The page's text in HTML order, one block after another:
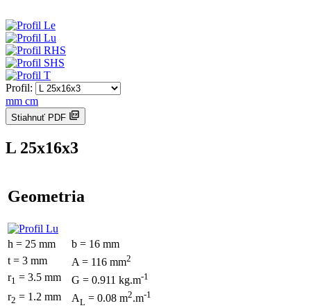
Profil:
mm cm
Stiahnuť PDF
L 25x16x3
Geometria
h = 25 mm
b = 16 mm
t = 3 mm
A = 116 mm2
r1 = 3.5 mm G = 0.911 kg.m-1
r2 = 1.2 mm AL = 0.08 m2.m-1